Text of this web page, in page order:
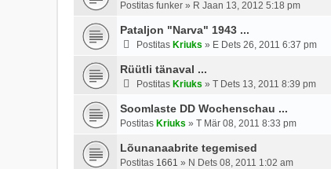
Postitas funker » R Jaan 13, 2012 5:18 pm
Pataljon "Narva" 1943 ...
Postitas Kriuks » E Dets 26, 2011 6:37 pm
Rüütli tänaval ...
Postitas Kriuks » T Dets 13, 2011 8:39 pm
Soomlaste DD Wochenschau ...
Postitas Kriuks » T Mär 08, 2011 8:33 pm
Lõunanaabrite tegemised
Postitas 1661 » N Dets 08, 2011 1:02 am